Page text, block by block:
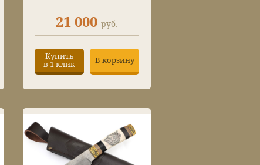
21 000 руб.
Купить
в 1 клик
В корзину